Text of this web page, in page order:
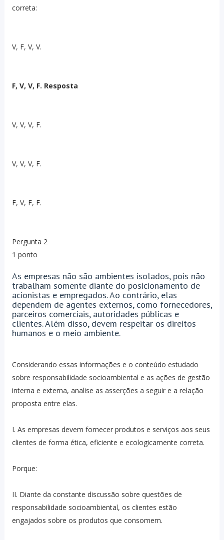
correta:
V, F, V, V.
F, V, V, F. Resposta
V, V, V, F.
V, V, V, F.
F, V, F, F.
Pergunta 2
1 ponto
As empresas não são ambientes isolados, pois não
trabalham somente diante do posicionamento de
acionistas e empregados. Ao contrário, elas
dependem de agentes externos, como fornecedores,
parceiros comerciais, autoridades públicas e
clientes. Além disso, devem respeitar os direitos
humanos e o meio ambiente.
Considerando essas informações e o conteúdo estudado
sobre responsabilidade socioambiental e as ações de gestão
interna e externa, analise as asserções a seguir e a relação
proposta entre elas.
I. As empresas devem fornecer produtos e serviços aos seus
clientes de forma ética, eficiente e ecologicamente correta.
Porque:
II. Diante da constante discussão sobre questões de
responsabilidade socioambiental, os clientes estão
engajados sobre os produtos que consomem.